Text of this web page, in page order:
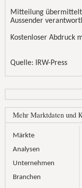
Mitteilung übermittelt
Aussender
Kostenloser Abdruck
Quelle: IRW-Press
Mehr Marktdaten und
Märkte
Analysen
Unternehmen
Branchen